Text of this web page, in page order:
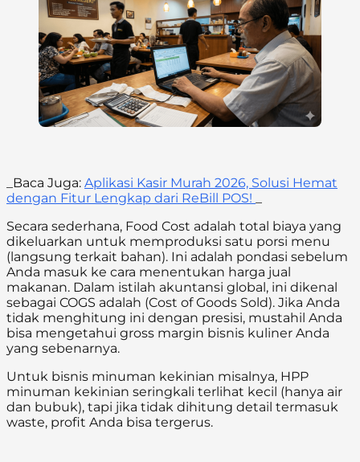
_Baca Juga: Aplikasi Kasir Murah 2026, Solusi Hemat
dengan Fitur Lengkap dari ReBill POS!
Secara sederhana, Food Cost adalah total biaya yang
dikeluarkan untuk memproduksi satu porsi menu
(langsung terkait bahan). Ini adalah pondasi sebelum
Anda masuk ke cara menentukan harga jual
makanan. Dalam istilah akuntansi global, ini dikenal
sebagai COGS adalah (Cost of Goods Sold). Jika Anda
tidak menghitung ini dengan presisi, mustahil Anda
bisa mengetahui gross margin bisnis kuliner Anda
yang sebenarnya.
Untuk bisnis minuman kekinian misalnya, HPP
minuman kekinian seringkali terlihat kecil (hanya air
dan bubuk), tapi jika tidak dihitung detail termasuk
waste, profit Anda bisa tergerus.